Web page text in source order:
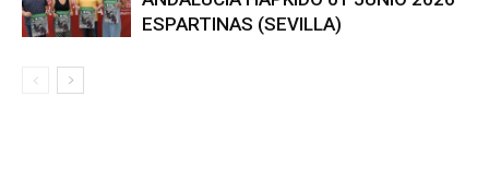
ESPARTINAS (SEVILLA)